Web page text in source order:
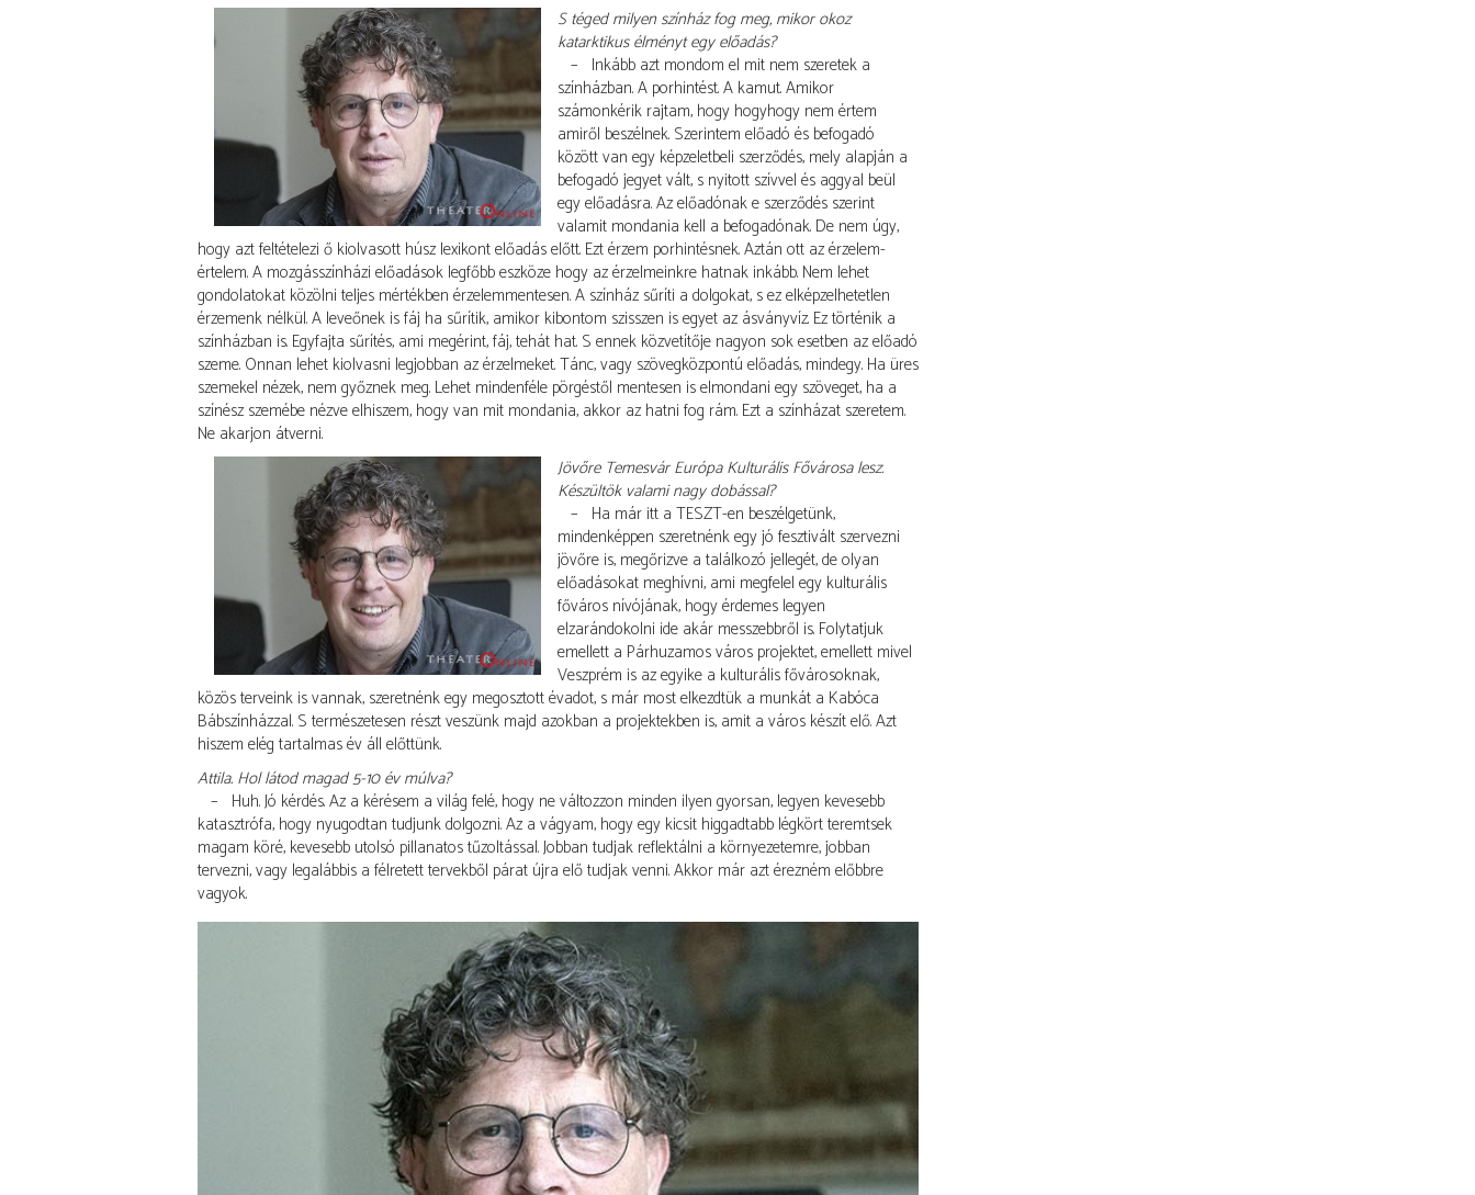
S téged milyen színház fog meg, mikor okoz
katarktikus élményt egy előadás?
– Inkább azt mondom el mit nem szeretek a
színházban. A porhintést. A kamut. Amikor
számonkérik rajtam, hogy hogyhogy nem értem
amiről beszélnek. Szerintem előadó és befogadó
között van egy képzeletbeli szerződés, mely alapján a
befogadó jegyet vált, s nyitott szívvel és aggyal beül
egy előadásra. Az előadónak e szerződés szerint
valamit mondania kell a befogadónak. De nem úgy,
hogy azt feltételezi ő kiolvasott húsz lexikont előadás előtt. Ezt érzem porhintésnek. Aztán ott az érzelem-
értelem. A mozgásszínházi előadások legfőbb eszköze hogy az érzelmeinkre hatnak inkább. Nem lehet
gondolatokat közölni teljes mértékben érzelemmentesen. A színház sűríti a dolgokat, s ez elképzelhetetlen
érzemenk nélkül. A leveőnek is fáj ha sűrítik, amikor kibontom szisszen is egyet az ásványvíz. Ez történik a
színházban is. Egyfajta sűrítés, ami megérint, fáj, tehát hat. S ennek közvetítője nagyon sok esetben az előadó
szeme. Onnan lehet kiolvasni legjobban az érzelmeket. Tánc, vagy szövegközpontú előadás, mindegy. Ha üres
szemekel nézek, nem győznek meg. Lehet mindenféle pörgéstől mentesen is elmondani egy szöveget, ha a
színész szemébe nézve elhiszem, hogy van mit mondania, akkor az hatni fog rám. Ezt a színházat szeretem.
Ne akarjon átverni.
Jövőre Temesvár Európa Kulturális Fővárosa lesz.
Készültök valami nagy dobással?
– Ha már itt a TESZT-en beszélgetünk,
mindenképpen szeretnénk egy jó fesztivált szervezni
jövőre is, megőrizve a találkozó jellegét, de olyan
előadásokat meghívni, ami megfelel egy kulturális
főváros nívójának, hogy érdemes legyen
elzarándokolni ide akár messzebbről is. Folytatjuk
emellett a Párhuzamos város projektet, emellett mivel
Veszprém is az egyike a kulturális fővárosoknak,
közös terveink is vannak, szeretnénk egy megosztott évadot, s már most elkezdtük a munkát a Kabóca
Bábszínházzal. S természetesen részt veszünk majd azokban a projektekben is, amit a város készít elő. Azt
hiszem elég tartalmas év áll előttünk.
Attila. Hol látod magad 5-10 év múlva?
– Huh. Jó kérdés. Az a kérésem a világ felé, hogy ne változzon minden ilyen gyorsan, legyen kevesebb
katasztrófa, hogy nyugodtan tudjunk dolgozni. Az a vágyam, hogy egy kicsit higgadtabb légkört teremtsek
magam köré, kevesebb utolsó pillanatos tűzoltással. Jobban tudjak reflektálni a környezetemre, jobban
tervezni, vagy legalábbis a félretett tervekből párat újra elő tudjak venni. Akkor már azt érezném előbbre
vagyok.